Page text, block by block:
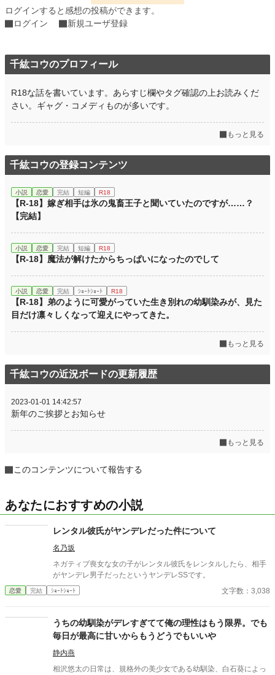
更新日時 2022.03.19 22:20
初回公開日時 2021.10.03 18:02
週間ポイント 21 pt (62,459 位)
月間ポイント 112 pt (63,279 位)
年間ポイント 1,582 pt (72,977 位)
ログインすると感想の投稿ができます。
ログイン
新規ユーザ登録
千紘コウのプロフィール
R18な話を書いています。あらすじ欄やタグ確認の上お読みくだ
さい。ギャグ・コメディものが多いです。
もっと見る
千紘コウの登録コンテンツ
小説 恋愛 完結 短編 R18
【R-18】嫁ぎ相手は氷の鬼畜王子と聞いていたのですが……？
【完結】
小説 恋愛 完結 短編 R18
【R-18】魔法が解けたからちっぱいになったのでして
小説 恋愛 完結 ｼｮｰﾄｼｮｰﾄ R18
【R-18】弟のように可愛がっていた生き別れの幼馴染みが、見た
目だけ凛々しくなって迎えにやってきた。
もっと見る
千紘コウの近況ボードの更新履歴
2023-01-01 14:42:57
新年のご挨拶とお知らせ
もっと見る
このコンテンツについて報告する
あなたにおすすめの小説
レンタル彼氏がヤンデレだった件について
名乃坂
ネガティブ喪女な女の子がレンタル彼氏をレンタルしたら、相手
がヤンデレ男子だったというヤンデレSSです。
恋愛 完結 ｼｮｰﾄｼｮｰﾄ 文字数：3,038
うちの幼馴染がデレすぎてて俺の理性はもう限界。でも
毎日が最高に甘いからもうどうでもいいや
静内燕
相沢悠太の日常は、規格外の美少女である幼馴染、白石葵によっ